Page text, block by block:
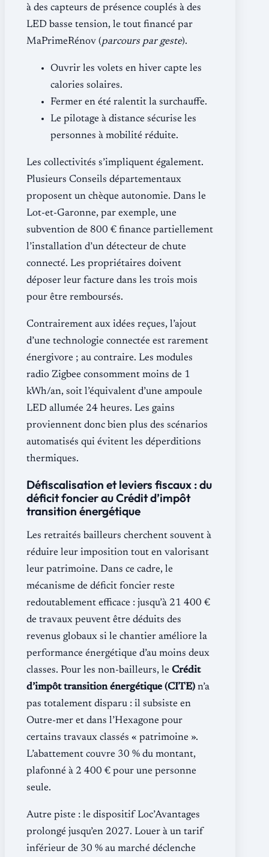
à des capteurs de présence couplés à des
LED basse tension, le tout financé par
MaPrimeRénov (parcours par geste).
Ouvrir les volets en hiver capte les
calories solaires.
Fermer en été ralentit la surchauffe.
Le pilotage à distance sécurise les
personnes à mobilité réduite.
Les collectivités s’impliquent également.
Plusieurs Conseils départementaux
proposent un chèque autonomie. Dans le
Lot-et-Garonne, par exemple, une
subvention de 800 € finance partiellement
l’installation d’un détecteur de chute
connecté. Les propriétaires doivent
déposer leur facture dans les trois mois
pour être remboursés.
Contrairement aux idées reçues, l’ajout
d’une technologie connectée est rarement
énergivore ; au contraire. Les modules
radio Zigbee consomment moins de 1
kWh/an, soit l’équivalent d’une ampoule
LED allumée 24 heures. Les gains
proviennent donc bien plus des scénarios
automatisés qui évitent les déperditions
thermiques.
Défiscalisation et leviers fiscaux : du
déficit foncier au Crédit d’impôt
transition énergétique
Les retraités bailleurs cherchent souvent à
réduire leur imposition tout en valorisant
leur patrimoine. Dans ce cadre, le
mécanisme de déficit foncier reste
redoutablement efficace : jusqu’à 21 400 €
de travaux peuvent être déduits des
revenus globaux si le chantier améliore la
performance énergétique d’au moins deux
classes. Pour les non-bailleurs, le Crédit
d’impôt transition énergétique (CITE) n’a
pas totalement disparu : il subsiste en
Outre-mer et dans l’Hexagone pour
certains travaux classés « patrimoine ».
L’abattement couvre 30 % du montant,
plafonné à 2 400 € pour une personne
seule.
Autre piste : le dispositif Loc’Avantages
prolongé jusqu’en 2027. Louer à un tarif
inférieur de 30 % au marché déclenche